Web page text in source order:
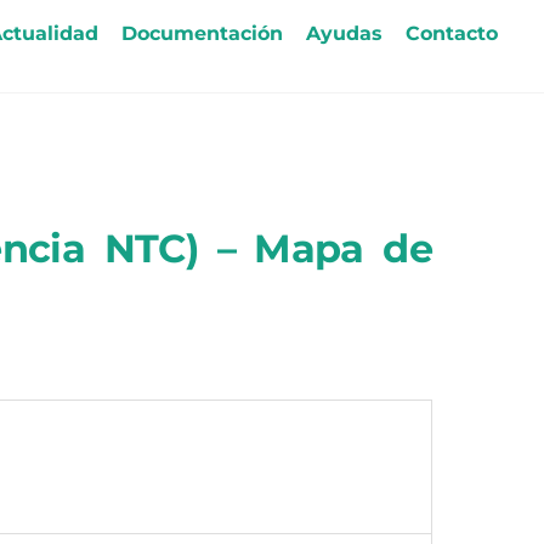
Documentación Ayudas Contacto
NTC) – Mapa de